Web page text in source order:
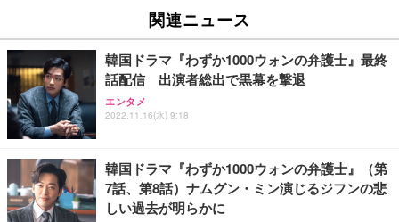
関連ニュース
韓国ドラマ『わずか1000ウォンの弁護士』最終
話配信 出演者総出で黒幕を撃退
エンタメ
2022.11.16(水) 9:18
韓国ドラマ『わずか1000ウォンの弁護士』（第
7話、第8話）ナムグン・ミン演じるジフンの悲
しい過去が明らかに